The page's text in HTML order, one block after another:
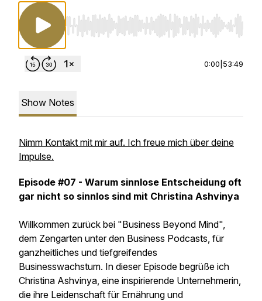
Use Left/Right to seek, Home/End to jump
0:00 53:49
Show Notes
Nimm Kontakt mit mir auf. Ich freue mich über deine
Impulse.
Episode #07 - Warum sinnlose Entscheidung oft
gar nicht so sinnlos sind mit Christina Ashvinya
Willkommen zurück bei "Business Beyond Mind",
dem Zengarten unter den Business Podcasts, für
ganzheitliches und tiefgreifendes
Businesswachstum. In dieser Episode begrüße ich
Christina Ashvinya, eine inspirierende Unternehmerin,
die ihre Leidenschaft für Ernährung und